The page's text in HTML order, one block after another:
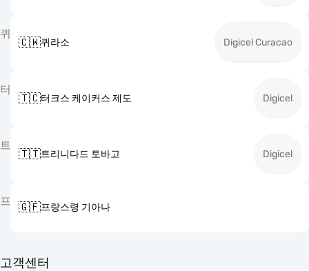
퀴
🇨🇼퀴라소 Digicel Curacao
터
🇹🇨터크스 케이커스 제도 Digicel
트
🇹🇹트리니다드 토바고 Digicel
프 🇬🇫프랑스령 기아나
고객센터